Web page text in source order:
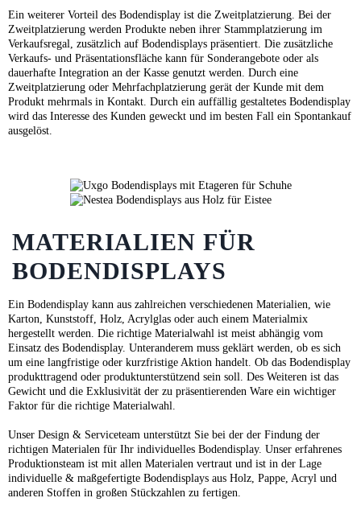
Ein weiterer Vorteil des Bodendisplay ist die Zweitplatzierung. Bei der
Zweitplatzierung werden Produkte neben ihrer Stammplatzierung im
Verkaufsregal, zusätzlich auf Bodendisplays präsentiert. Die zusätzliche
Verkaufs- und Präsentationsfläche kann für Sonderangebote oder als
dauerhafte Integration an der Kasse genutzt werden. Durch eine
Zweitplatzierung oder Mehrfachplatzierung gerät der Kunde mit dem
Produkt mehrmals in Kontakt. Durch ein auffällig gestaltetes Bodendisplay
wird das Interesse des Kunden geweckt und im besten Fall ein Spontankauf
ausgelöst.
MATERIALIEN FÜR
BODENDISPLAYS
Ein Bodendisplay kann aus zahlreichen verschiedenen Materialien, wie
Karton, Kunststoff, Holz, Acrylglas oder auch einem Materialmix
hergestellt werden. Die richtige Materialwahl ist meist abhängig vom
Einsatz des Bodendisplay. Unteranderem muss geklärt werden, ob es sich
um eine langfristige oder kurzfristige Aktion handelt. Ob das Bodendisplay
produkttragend oder produktunterstützend sein soll. Des Weiteren ist das
Gewicht und die Exklusivität der zu präsentierenden Ware ein wichtiger
Faktor für die richtige Materialwahl.
Unser Design & Serviceteam unterstützt Sie bei der der Findung der
richtigen Materialen für Ihr individuelles Bodendisplay. Unser erfahrenes
Produktionsteam ist mit allen Materialen vertraut und ist in der Lage
individuelle & maßgefertigte Bodendisplays aus Holz, Pappe, Acryl und
anderen Stoffen in großen Stückzahlen zu fertigen.